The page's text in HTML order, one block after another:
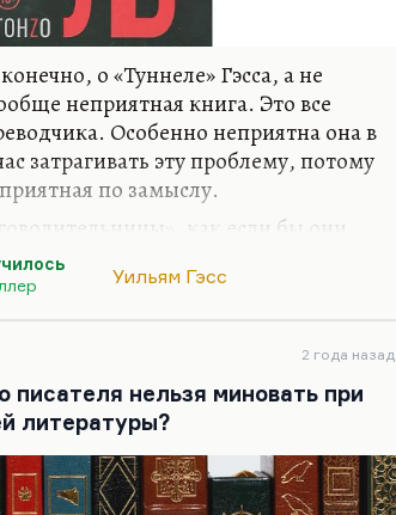
о «Туннеле» Гэсса, а не
неприятная книга. Это все
Особенно неприятна она в
затрагивать эту проблему, потому
по замыслу.
как если бы они
если бы это была честная игра, а
Ауэ, нацистского офицера, не
экстраполировать эти чувства на
нацистской вины, проблемой
Вот он всё…
Уильям Гэсс
2 года назад
писателя нельзя миновать при
литературы?